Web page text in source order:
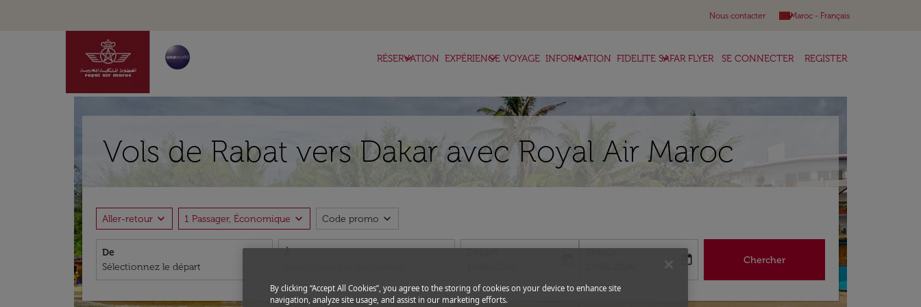
Nous contacter Maroc - Français
keyboard_arrow_down
RÉSERVATION
keyboard_arrow_down EXPÉRIENCE VOYAGE
keyboard_arrow_down INFORMATION
keyboard_arrow_down FIDELITE SAFAR FLYER
keyboard_arrow_down SE CONNECTER REGISTER
Vols de Rabat vers Dakar avec Royal Air Maroc
Aller-retour expand_more 1 Passager, Économique expand_more Code promo expand_more
De
fc-booking-return-date-aria-label
today Chercher
By clicking “Accept All Cookies”, you agree to the storing of cookies on your device to enhance site
navigation, analyze site usage, and assist in our marketing efforts.